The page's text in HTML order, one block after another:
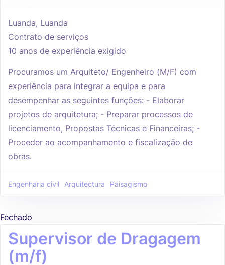
Luanda, Luanda
Contrato de serviços
10 anos de experiência exigido
Procuramos um Arquiteto/ Engenheiro (M/F) com
experiência para integrar a equipa e para
desempenhar as seguintes funções: - Elaborar
projetos de arquitetura; - Preparar processos de
licenciamento, Propostas Técnicas e Financeiras; -
Proceder ao acompanhamento e fiscalização de
obras.
Engenharia civil Arquitectura Paisagismo
Fechado
Supervisor de Dragagem
(m/f)